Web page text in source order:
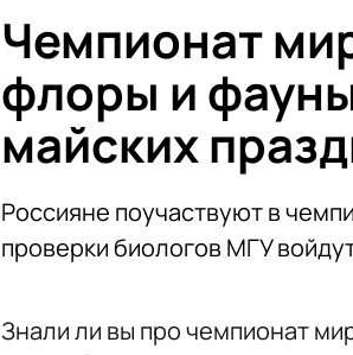
Чемпионат
флоры и
майских
Россияне поучаствуют в
проверки биологов МГУ
Знали ли вы про чемпионат